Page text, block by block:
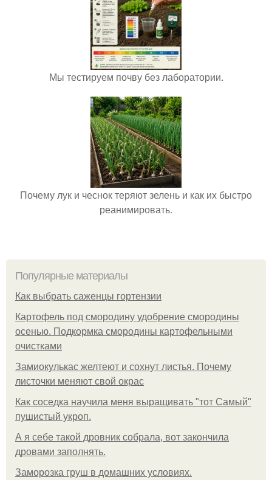
Мы тестируем почву без лаборатории.
Почему лук и чеснок теряют зелень и как их быстро
реанимировать.
Популярные материалы
Как выбрать саженцы гортензии
Картофель под смородину удобрение смородины
осенью. Подкормка смородины картофельными
очистками
Замиокулькас желтеют и сохнут листья. Почему
листочки меняют свой окрас
Как соседка научила меня выращивать "тот Самый"
пушистый укроп.
А я себе такой дровник собрала, вот закончила
дровами заполнять.
Заморозка груш в домашних условиях.